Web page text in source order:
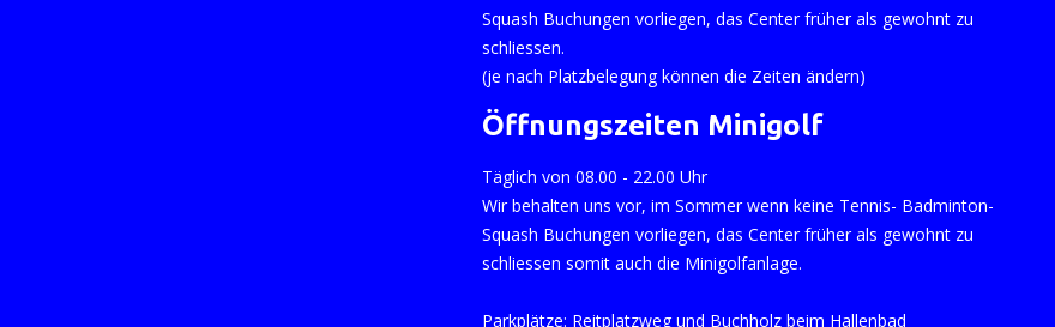
Squash Buchungen vorliegen, das Center früher als gewohnt zu
schliessen.
(je nach Platzbelegung können die Zeiten ändern)
Öffnungszeiten Minigolf
Täglich von 08.00 - 22.00 Uhr
Wir behalten uns vor, im Sommer wenn keine Tennis- Badminton-
Squash Buchungen vorliegen, das Center früher als gewohnt zu
schliessen somit auch die Minigolfanlage.
Parkplätze: Reitplatzweg und Buchholz beim Hallenbad